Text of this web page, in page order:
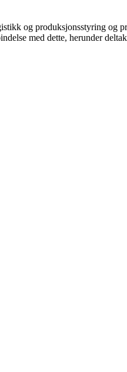
og produksjonsstyring og
med dette, herunder